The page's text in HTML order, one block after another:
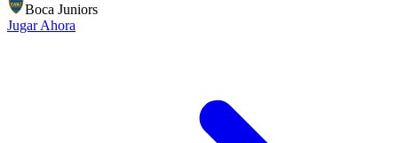
Boca Juniors
Jugar Ahora